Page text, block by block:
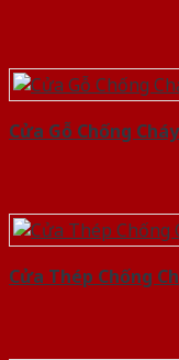
Cửa Gỗ Chống
Cửa Thép Chống